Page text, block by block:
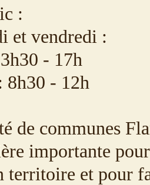
:
et vendredi :
- 17h
8h30 - 12h
de communes
importante
territoire et pour